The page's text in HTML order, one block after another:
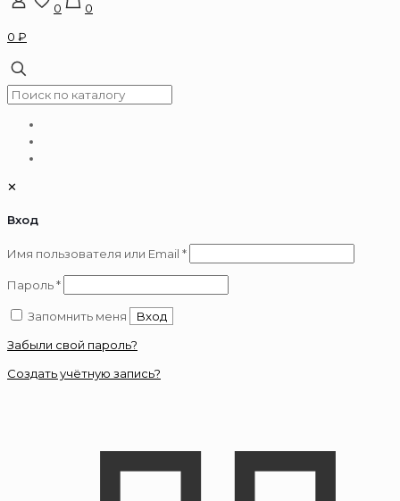
0
0
0 ₽
✕
Вход
Имя пользователя или Email *Обязательно
Пароль*Обязательно
Запомнить меня
Вход
Забыли свой пароль?
Создать учётную запись?